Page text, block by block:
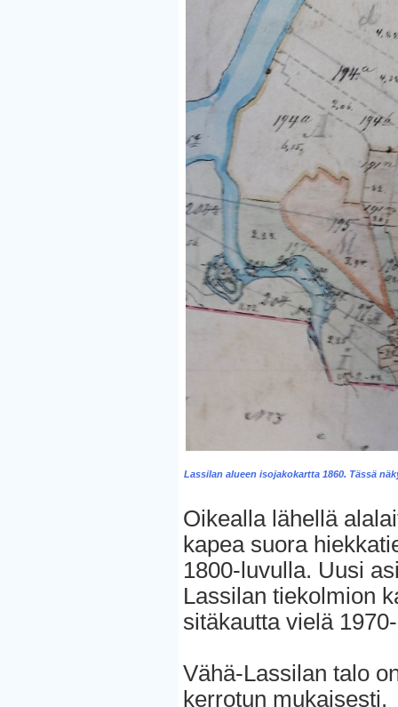
Lassilan alueen isojakokartta 1860. Tässä
Oikealla lähellä
kapea suora
1800-luvulla. Uusi
Lassilan tiekolmion
sitäkautta vielä
Vähä-Lassilan talo
kerrotun mukaisesti.